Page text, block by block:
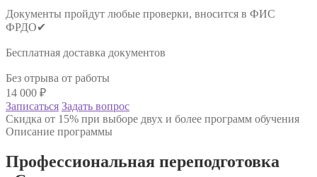
Документы пройдут любые проверки, вносится в ФИС
ФРДО✔
Бесплатная доставка документов
Без отрыва от работы
14 000 ₽
Записаться Задать вопрос
Скидка от 15% при выборе двух и более программ обучения
Описание программы
Профессиональная переподготовка